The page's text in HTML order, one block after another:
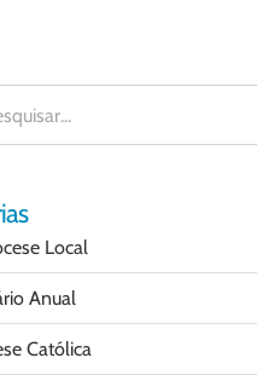
Local
Anual
Católica